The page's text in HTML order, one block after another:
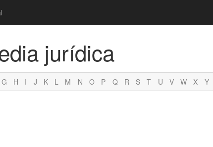
jurídica
G H I J K L M N O P Q R S T U V W X Y